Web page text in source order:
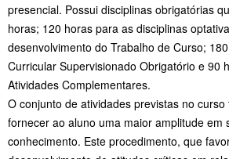
presencial. Possui disciplinas obrigatórias
horas; 120 horas para as disciplinas
desenvolvimento do Trabalho de Curso;
Curricular Supervisionado Obrigatório e 90
Atividades Complementares.
O conjunto de atividades previstas no
fornecer ao aluno uma maior amplitude em
conhecimento. Este procedimento, que